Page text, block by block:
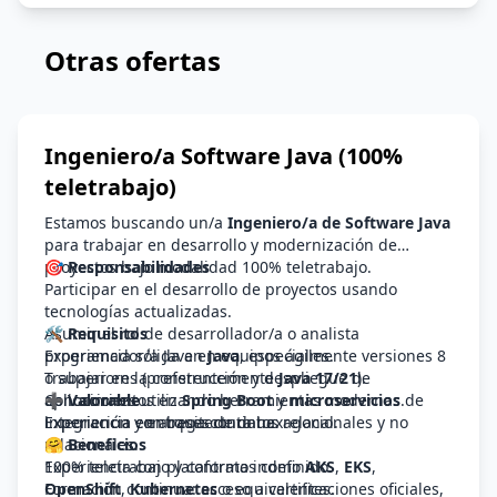
Otras ofertas
Ingeniero/a Software Java (100%
teletrabajo)
Estamos buscando un/a Ingeniero/a de Software Java
para trabajar en desarrollo y modernización de
proyectos bajo modalidad 100% teletrabajo.
🎯 Responsabilidades
Participar en el desarrollo de proyectos usando
tecnologías actualizadas.
Asumir el rol de desarrollador/a o analista
programador/a Java en equipos ágiles.
Trabajar en la construcción y despliegue de
aplicaciones utilizando herramientas modernas de
integración y entrega continua.
🛠️ Requisitos
Experiencia sólida enJava, especialmente versiones 8
o superiores (preferentementeJava 17/21).
Conocimientos enSpring Bootymicroservicios.
Experiencia con bases de datos relacionales y no
relacionales.
Experiencia con plataformas comoAKS, EKS,
OpenShift,Kuberneteso equivalentes.
➕ Valorable
Experiencia en arquitectura hexagonal.
🤗 Beneficios
100% teletrabajo y contrato indefinido.
Formación continua: acceso a certificaciones oficiales,